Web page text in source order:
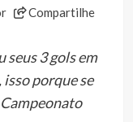
Compartilhe
seus 3 gols em
porque se